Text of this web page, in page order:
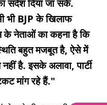
संदेश दिया जा सके.
भी BJP के खिलाफ
के नेताओं का कहना है कि
बहुत मजबूत है, ऐसे में
है. इसके अलावा, पार्टी
मांग रहे हैं."